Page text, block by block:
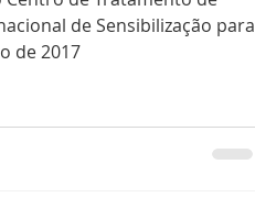
de Sensibilização para
de 2017